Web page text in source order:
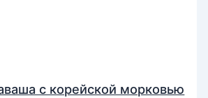
с корейской морковью